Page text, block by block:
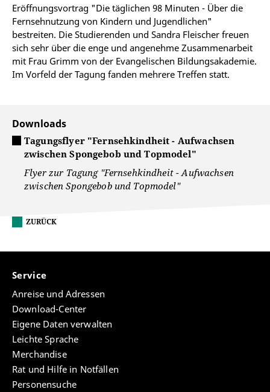
Eröffnungsvortrag "Die täglichen 98 Minuten - Über die
Fernsehnutzung von Kindern und Jugendlichen"
bestreiten. Die Studierenden und Sandra Fleischer freuen
sich sehr über die enge und angenehme Zusammenarbeit
mit Frau Grimm von der Evangelischen Bildungsakademie.
Im Vorfeld der Tagung fanden mehrere Treffen statt.
Downloads
Tagungsflyer "Fernsehkindheit - Aufwachsen
zwischen Spongebob und Topmodel"
Flyer zur Tagung "Fernsehkindheit - Aufwachsen
zwischen Spongebob und Topmodel"
ZURÜCK
Service
Anreise und Adressen
Download-Center
Eigene Daten verwalten
Leichte Sprache
Merchandise
Rat und Hilfe in Notfällen
Personensuche